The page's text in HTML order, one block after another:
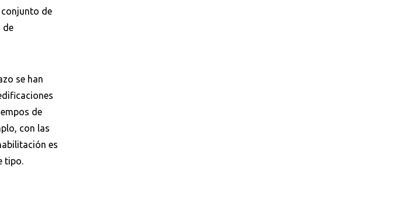
de
de
se han
de
con las
es
tipo.